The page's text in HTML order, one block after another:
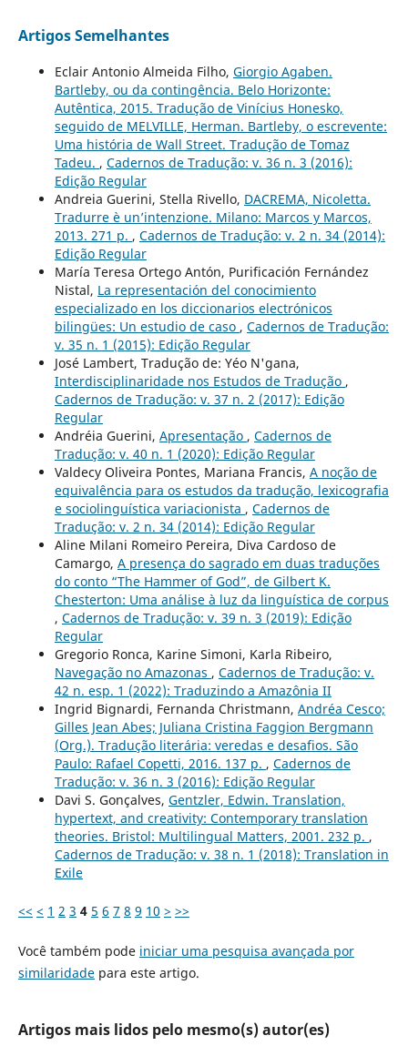
Artigos Semelhantes
Eclair Antonio Almeida Filho, Giorgio Agaben.
Bartleby, ou da contingência. Belo Horizonte:
Autêntica, 2015. Tradução de Vinícius Honesko,
seguido de MELVILLE, Herman. Bartleby, o escrevente:
Uma história de Wall Street. Tradução de Tomaz
Tadeu. , Cadernos de Tradução: v. 36 n. 3 (2016):
Edição Regular
Andreia Guerini, Stella Rivello, DACREMA, Nicoletta.
Tradurre è un’intenzione. Milano: Marcos y Marcos,
2013. 271 p. , Cadernos de Tradução: v. 2 n. 34 (2014):
Edição Regular
María Teresa Ortego Antón, Purificación Fernández
Nistal, La representación del conocimiento
especializado en los diccionarios electrónicos
bilingües: Un estudio de caso , Cadernos de Tradução:
v. 35 n. 1 (2015): Edição Regular
José Lambert, Tradução de: Yéo N'gana,
Interdisciplinaridade nos Estudos de Tradução ,
Cadernos de Tradução: v. 37 n. 2 (2017): Edição
Regular
Andréia Guerini, Apresentação , Cadernos de
Tradução: v. 40 n. 1 (2020): Edição Regular
Valdecy Oliveira Pontes, Mariana Francis, A noção de
equivalência para os estudos da tradução, lexicografia
e sociolinguística variacionista , Cadernos de
Tradução: v. 2 n. 34 (2014): Edição Regular
Aline Milani Romeiro Pereira, Diva Cardoso de
Camargo, A presença do sagrado em duas traduções
do conto “The Hammer of God”, de Gilbert K.
Chesterton: Uma análise à luz da linguística de corpus
, Cadernos de Tradução: v. 39 n. 3 (2019): Edição
Regular
Gregorio Ronca, Karine Simoni, Karla Ribeiro,
Navegação no Amazonas , Cadernos de Tradução: v.
42 n. esp. 1 (2022): Traduzindo a Amazônia II
Ingrid Bignardi, Fernanda Christmann, Andréa Cesco;
Gilles Jean Abes; Juliana Cristina Faggion Bergmann
(Org.). Tradução literária: veredas e desafios. São
Paulo: Rafael Copetti, 2016. 137 p. , Cadernos de
Tradução: v. 36 n. 3 (2016): Edição Regular
Davi S. Gonçalves, Gentzler, Edwin. Translation,
hypertext, and creativity: Contemporary translation
theories. Bristol: Multilingual Matters, 2001. 232 p. ,
Cadernos de Tradução: v. 38 n. 1 (2018): Translation in
Exile
<< < 1 2 3 4 5 6 7 8 9 10 > >>
Você também pode iniciar uma pesquisa avançada por
similaridadepara este artigo.
Artigos mais lidos pelo mesmo(s) autor(es)